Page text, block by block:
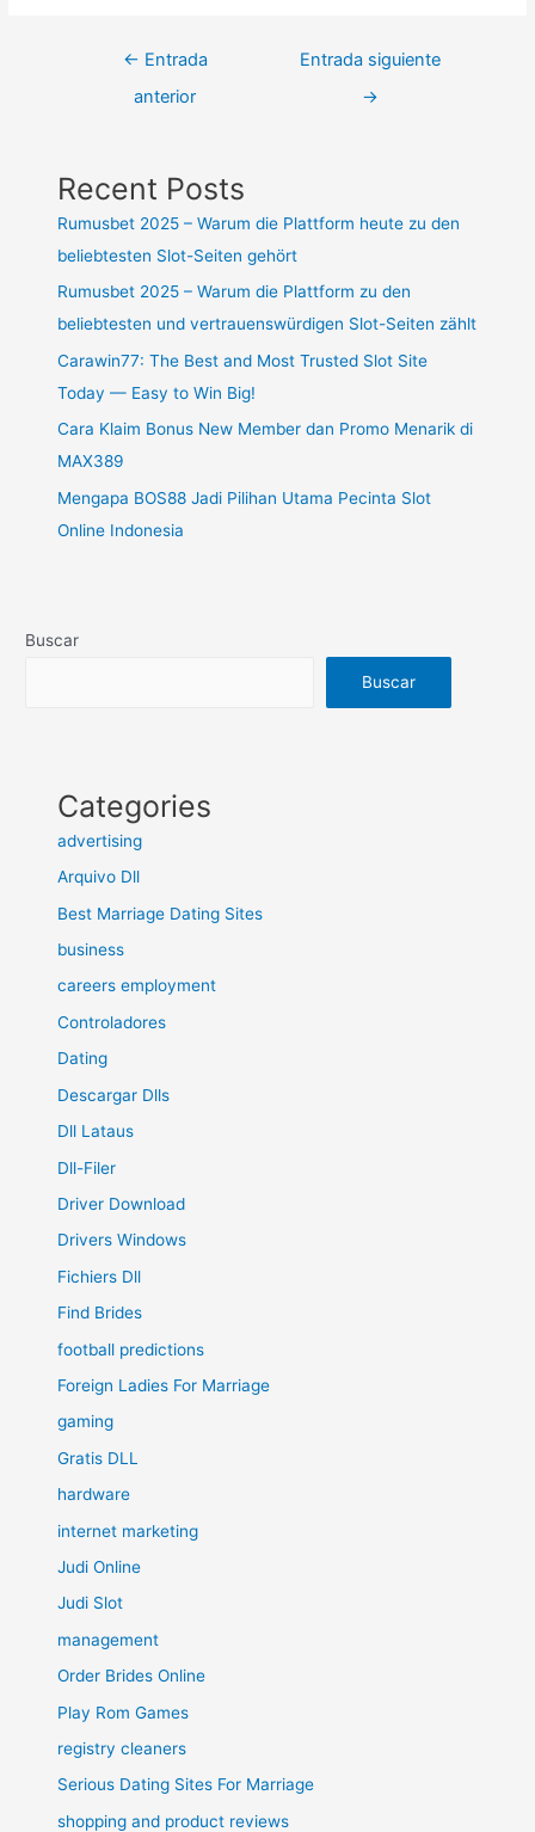
← Entrada
anterior
Entrada siguiente
→
Recent Posts
Rumusbet 2025 – Warum die Plattform heute zu den
beliebtesten Slot-Seiten gehört
Rumusbet 2025 – Warum die Plattform zu den
beliebtesten und vertrauenswürdigen Slot-Seiten zählt
Carawin77: The Best and Most Trusted Slot Site
Today — Easy to Win Big!
Cara Klaim Bonus New Member dan Promo Menarik di
MAX389
Mengapa BOS88 Jadi Pilihan Utama Pecinta Slot
Online Indonesia
Buscar
Buscar
Categories
advertising
Arquivo Dll
Best Marriage Dating Sites
business
careers employment
Controladores
Dating
Descargar Dlls
Dll Lataus
Dll-Filer
Driver Download
Drivers Windows
Fichiers Dll
Find Brides
football predictions
Foreign Ladies For Marriage
gaming
Gratis DLL
hardware
internet marketing
Judi Online
Judi Slot
management
Order Brides Online
Play Rom Games
registry cleaners
Serious Dating Sites For Marriage
shopping and product reviews